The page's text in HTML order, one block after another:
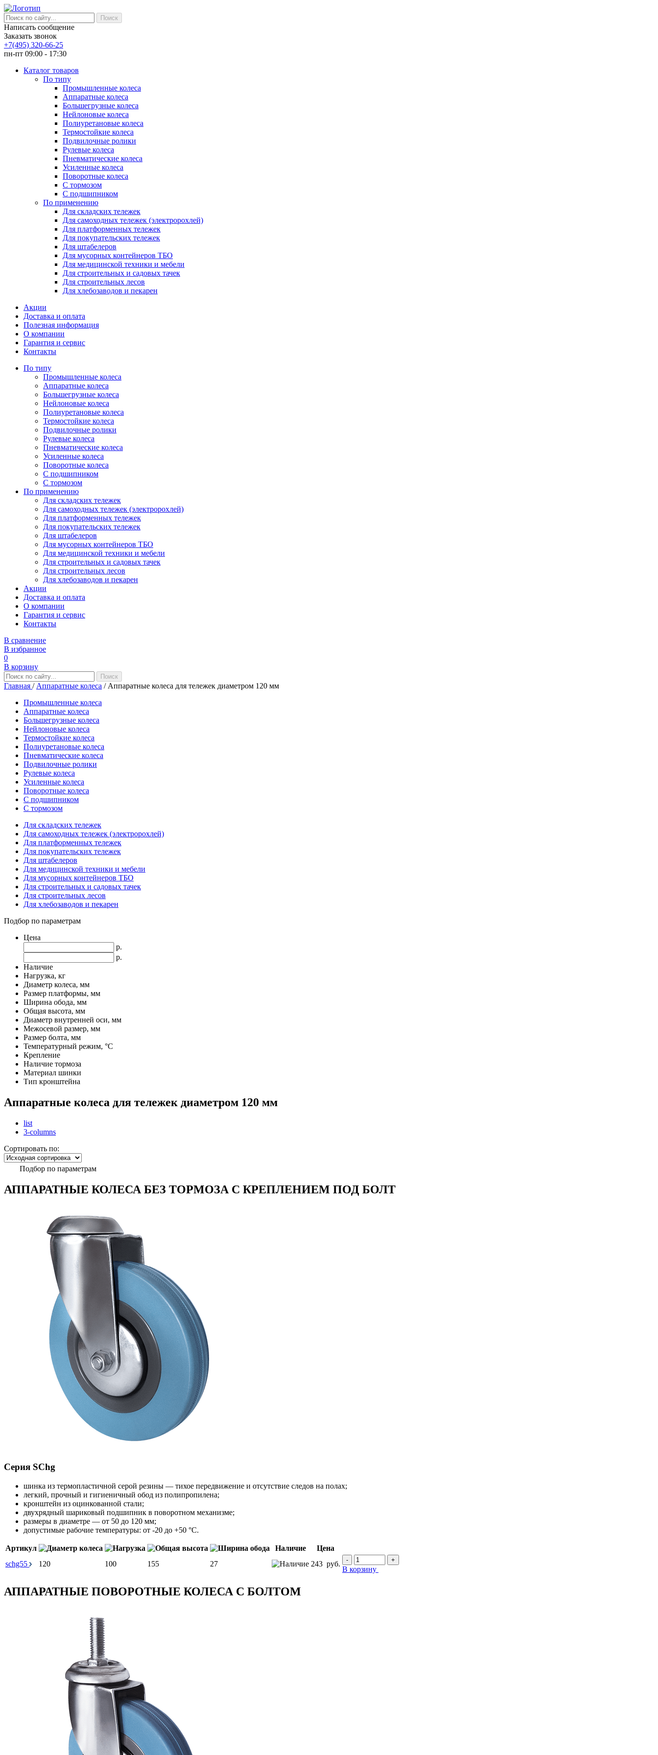
Написать сообщение
Заказать звонок
+7(495) 320-66-25
пн-пт 09:00 - 17:30
Каталог товаров
По типу
Промышленные колеса
Аппаратные колеса
Большегрузные колеса
Нейлоновые колеса
Полиуретановые колеса
Термостойкие колеса
Подвилочные ролики
Рулевые колеса
Пневматические колеса
Усиленные колеса
Поворотные колеса
С тормозом
С подшипником
По применению
Для складских тележек
Для самоходных тележек (электророхлей)
Для платформенных тележек
Для покупательских тележек
Для штабелеров
Для мусорных контейнеров ТБО
Для медицинской техники и мебели
Для строительных и садовых тачек
Для строительных лесов
Для хлебозаводов и пекарен
Акции
Доставка и оплата
Полезная информация
О компании
Гарантия и сервис
Контакты
По типу
Промышленные колеса
Аппаратные колеса
Большегрузные колеса
Нейлоновые колеса
Полиуретановые колеса
Термостойкие колеса
Подвилочные ролики
Рулевые колеса
Пневматические колеса
Усиленные колеса
Поворотные колеса
С подшипником
С тормозом
По применению
Для складских тележек
Для самоходных тележек (электророхлей)
Для платформенных тележек
Для покупательских тележек
Для штабелеров
Для мусорных контейнеров ТБО
Для медицинской техники и мебели
Для строительных и садовых тачек
Для строительных лесов
Для хлебозаводов и пекарен
Акции
Доставка и оплата
О компании
Гарантия и сервис
Контакты
В сравнение
В избранное
0
В корзину
Главная / Аппаратные колеса / Аппаратные колеса для тележек диаметром 120 мм
Промышленные колеса
Аппаратные колеса
Большегрузные колеса
Нейлоновые колеса
Термостойкие колеса
Полиуретановые колеса
Пневматические колеса
Подвилочные ролики
Рулевые колеса
Усиленные колеса
Поворотные колеса
С подшипником
С тормозом
Для складских тележек
Для самоходных тележек (электророхлей)
Для платформенных тележек
Для покупательских тележек
Для штабелеров
Для медицинской техники и мебели
Для мусорных контейнеров ТБО
Для строительных и садовых тачек
Для строительных лесов
Для хлебозаводов и пекарен
Подбор по параметрам
Цена
р.
р.
Наличие
Нагрузка, кг
Диаметр колеса, мм
Размер платформы, мм
Ширина обода, мм
Общая высота, мм
Диаметр внутренней оси, мм
Межосевой размер, мм
Размер болта, мм
Температурный режим, °С
Крепление
Наличие тормоза
Материал шинки
Тип кронштейна
Аппаратные колеса для тележек диаметром 120 мм
list
3-columns
Сортировать по:
Подбор по параметрам
АППАРАТНЫЕ КОЛЕСА БЕЗ ТОРМОЗА С КРЕПЛЕНИЕМ ПОД БОЛТ
Серия SChg
шинка из термопластичной серой резины — тихое передвижение и отсутствие следов на полах;
легкий, прочный и гигиеничный обод из полипропилена;
кронштейн из оцинкованной стали;
двухрядный шариковый подшипник в поворотном механизме;
размеры в диаметре — от 50 до 120 мм;
допустимые рабочие температуры: от -20 до +50 °С.
Артикул Наличие
Цена
schg55
120 100 155 27 243 руб. - +
В корзину
АППАРАТНЫЕ ПОВОРОТНЫЕ КОЛЕСА С БОЛТОМ